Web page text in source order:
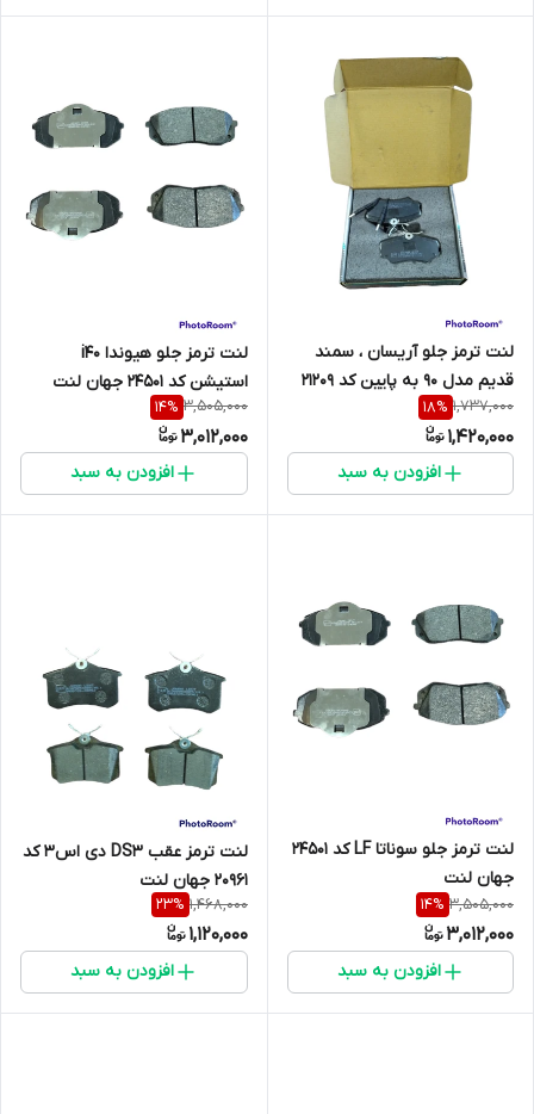
لنت ترمز جلو آریسان ، سمند
قدیم مدل 90 به پایین کد 21209
جهان لنت
1,737,000
18%
1,420,000
افزودن به سبد
لنت ترمز جلو هیوندا i40
استیشن کد 24501 جهان لنت
3,505,000
14%
3,012,000
افزودن به سبد
لنت ترمز جلو سوناتا LF کد 24501
جهان لنت
3,505,000
14%
3,012,000
افزودن به سبد
لنت ترمز عقب DS3 دی اس3 کد
20961 جهان لنت
1,468,000
23%
1,120,000
افزودن به سبد